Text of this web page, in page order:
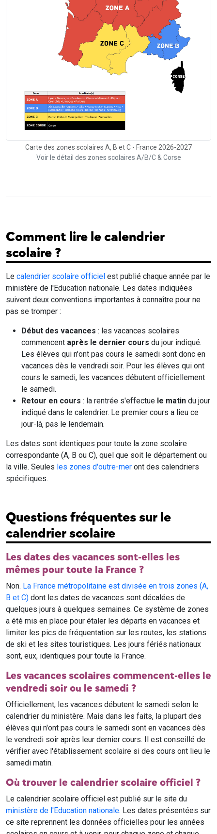
Carte des zones scolaires A, B et C - France 2026-2027
Voir le détail des zones scolaires A/B/C & Corse
Comment lire le calendrier
scolaire ?
Le calendrier scolaire officiel est publié chaque année par le
ministère de l'Education nationale. Les dates indiquées
suivent deux conventions importantes à connaître pour ne
pas se tromper :
Début des vacances : les vacances scolaires
commencent après le dernier cours du jour indiqué.
Les élèves qui n'ont pas cours le samedi sont donc en
vacances dès le vendredi soir. Pour les élèves qui ont
cours le samedi, les vacances débutent officiellement
le samedi.
Retour en cours : la rentrée s'effectue le matin du jour
indiqué dans le calendrier. Le premier cours a lieu ce
jour-là, pas le lendemain.
Les dates sont identiques pour toute la zone scolaire
correspondante (A, B ou C), quel que soit le département ou
la ville. Seules les zones d'outre-mer ont des calendriers
spécifiques.
Questions fréquentes sur le
calendrier scolaire
Les dates des vacances sont-elles les
mêmes pour toute la France ?
Non. La France métropolitaine est divisée en trois zones (A,
B et C) dont les dates de vacances sont décalées de
quelques jours à quelques semaines. Ce système de zones
a été mis en place pour étaler les départs en vacances et
limiter les pics de fréquentation sur les routes, les stations
de ski et les sites touristiques. Les jours fériés nationaux
sont, eux, identiques pour toute la France.
Les vacances scolaires commencent-elles le
vendredi soir ou le samedi ?
Officiellement, les vacances débutent le samedi selon le
calendrier du ministère. Mais dans les faits, la plupart des
élèves qui n'ont pas cours le samedi sont en vacances dès
le vendredi soir après leur dernier cours. Il est conseillé de
vérifier avec l'établissement scolaire si des cours ont lieu le
samedi matin.
Où trouver le calendrier scolaire officiel ?
Le calendrier scolaire officiel est publié sur le site du
ministère de l'Education nationale. Les dates présentées sur
ce site reprennent les données officielles pour les années